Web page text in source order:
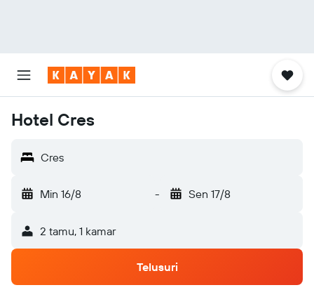
Hotel Cres
Cres
Min 16/8 - Sen 17/8
2 tamu, 1 kamar
Telusuri